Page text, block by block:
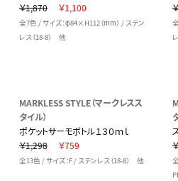
￥1,870
￥1,100
全7色 / サイズ：φ84×H112（mm） / ステン
レス（18-8） 他
MARKLESS STYLE（マークレスス
タイル）
ポケットサーモボトル１３０ｍｌ
￥1,298
￥759
全13色 / サイズ：F / ステンレス（18-8） 他